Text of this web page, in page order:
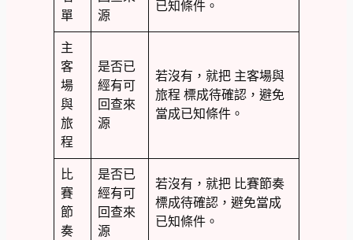
單
源
已知條件。
主
客
場
與
旅
程
是否已
經有可
回查來
源
若沒有，就把 主客場與
旅程 標成待確認，避免
當成已知條件。
比
賽
節
奏
是否已
經有可
回查來
源
若沒有，就把 比賽節奏
標成待確認，避免當成
已知條件。